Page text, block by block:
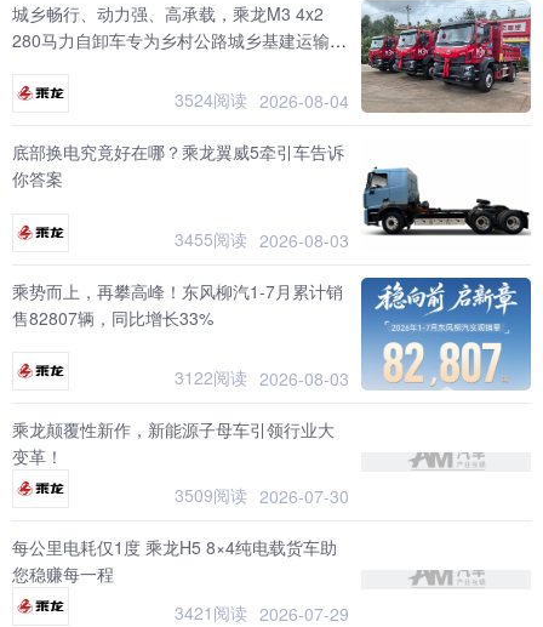
城乡畅行、动力强、高承载，乘龙M3 4x2
280马力自卸车专为乡村公路城乡基建运输而
3524阅读 2026-08-04
底部换电究竟好在哪？乘龙翼威5牵引车告诉
你答案
3455阅读 2026-08-03
乘势而上，再攀高峰！东风柳汽1-7月累计销
售82807辆，同比增长33%
3122阅读 2026-08-03
乘龙颠覆性新作，新能源子母车引领行业大
变革！
3509阅读 2026-07-30
每公里电耗仅1度 乘龙H5 8×4纯电载货车助
您稳赚每一程
3421阅读 2026-07-29